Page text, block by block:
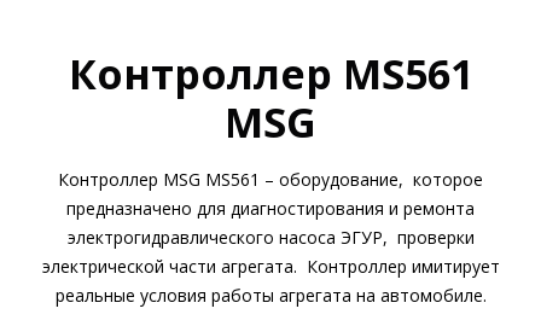
Контроллер MS561
MSG
Контроллер MSG MS561 – оборудование, которое
предназначено для диагностирования и ремонта
электрогидравлического насоса ЭГУР, проверки
электрической части агрегата. Контроллер имитирует
реальные условия работы агрегата на автомобиле.